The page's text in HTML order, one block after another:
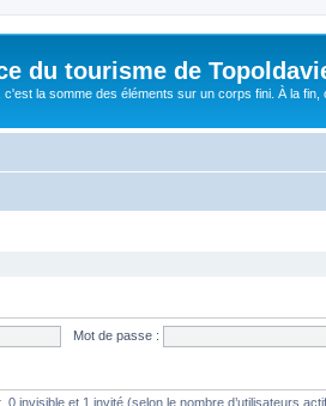
du tourisme de
c'est la somme des éléments sur un corps fini. À la fin,
Mot de passe :
0 invisible et 1 invité (selon le nombre d’utilisateurs